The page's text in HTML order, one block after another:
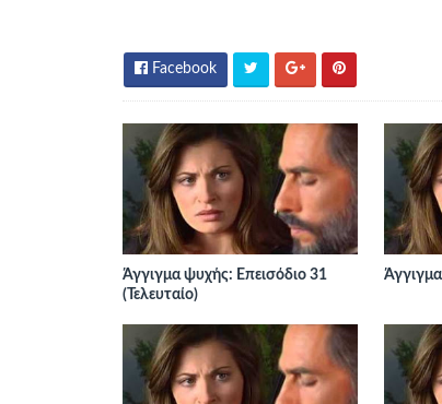
Facebook
Άγγιγμα ψυχής: Επεισόδιο 31
(Τελευταίο)